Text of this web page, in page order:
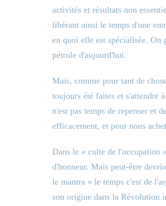
activités et résultats non
libérant ainsi le temps d'une
en quoi elle est spécialisée. On
pétrole d'aujourd'hui.
Mais, comme pour tant de
toujours été faites et s'attendre
n'est pas temps de repenser et
efficacement, et pour nous
Dans le « culte de l'occupation
d'honneur. Mais peut-être
le mantra « le temps c'est de
son origine dans la Révolution